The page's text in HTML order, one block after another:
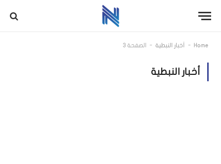
Home
- أخبار النبطية - الصفحة 3
أخبار النبطية